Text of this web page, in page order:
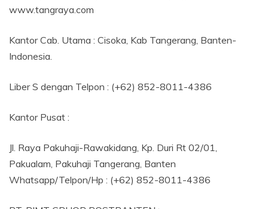
www.tangraya.com
Kantor Cab. Utama : Cisoka, Kab Tangerang, Banten-
Indonesia.
Liber S dengan Telpon : (+62) 852-8011-4386
Kantor Pusat :
Jl. Raya Pakuhaji-Rawakidang, Kp. Duri Rt 02/01,
Pakualam, Pakuhaji Tangerang, Banten
Whatsapp/Telpon/Hp : (+62) 852-8011-4386